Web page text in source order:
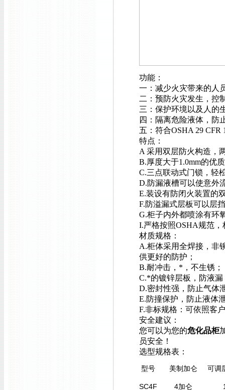
功能：
一：减少火灾带来的人
二：预防火灾发生，控
三：保护环境以及人的
四 ：隔离危险液体， 防
五 ：符合OSHA 29
特点：
A 采用双层防火构造，
B.厚度大于1.0mm的优
C.三点联动式门锁，轻
D.防漏液槽可以使意外
E.装设有防闭火装置的
F.防溢漏式层板可以层
G.柜子内外都喷涂有环
I.严格按照OSHA规范
材质规格：
A.柜体采用全焊接，非
供更好的防护；
B.耐冲击，*，不生锈；
C.*的镀锌层板，防液漏
D.密封性强，防止气体
E.防撞保护，防止液体
F.非标规格：可依照客
安全建议：
您可以为您的危化品柜
员安全！
选型规格表：
型号 美制加仑 可调
SC4F 4加仑